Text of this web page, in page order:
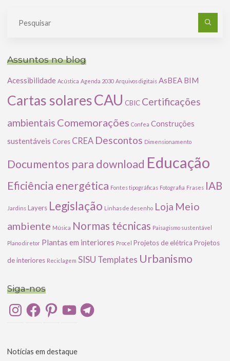
Assuntos no blog
Acessibilidade Acústica Agenda 2030 Arquivos digitais AsBEA BIM
Cartas solaresCAU CBIC Certificações
ambientais Comemorações Confea Construções
sustentáveis Cores CREA Descontos Dimensionamento
Documentos para download Educação
Eficiência energética Fontes tipográficas Fotografia Frases IAB
Jardins Layers Legislação Linhas de desenho Loja Meio
ambiente Música Normas técnicas Paisagismo sustentável
Plano diretor Plantas em interiores Procel Projetos de elétrica Projetos
de interiores Reciclagem SISU Templates Urbanismo
Siga-nos
InstagramFacebookPinterestYouTubeTelegram
Notícias em destaque